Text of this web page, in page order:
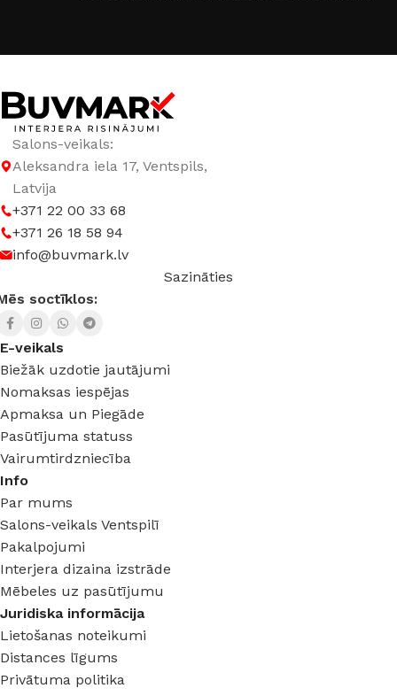
Salons-veikals:
Aleksandra iela 17, Ventspils,
Latvija
+371 22 00 33 68
+371 26 18 58 94
info@buvmark.lv
Sazināties
soctīklos:
E-veikals
Biežāk uzdotie jautājumi
Nomaksas iespējas
Apmaksa un Piegāde
Pasūtījuma statuss
Vairumtirdzniecība
Info
Par mums
Salons-veikals Ventspilī
Pakalpojumi
Interjera dizaina izstrāde
Mēbeles uz pasūtījumu
Juridiska informācija
Lietošanas noteikumi
Distances līgums
Privātuma politika